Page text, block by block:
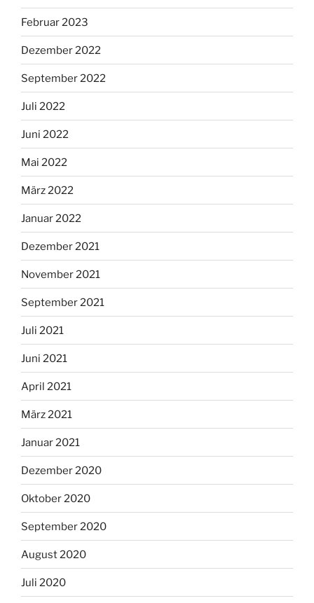
Februar 2023
Dezember 2022
September 2022
Juli 2022
Juni 2022
Mai 2022
März 2022
Januar 2022
Dezember 2021
November 2021
September 2021
Juli 2021
Juni 2021
April 2021
März 2021
Januar 2021
Dezember 2020
Oktober 2020
September 2020
August 2020
Juli 2020